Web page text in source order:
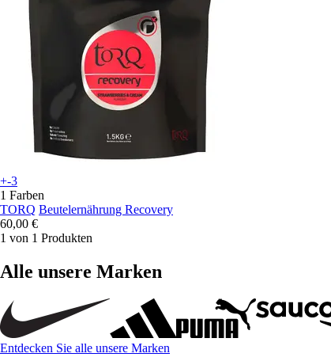
+-3
1 Farben
TORQ Beutelernährung Recovery
60,00 €
1 von 1 Produkten
Alle unsere Marken
Entdecken Sie alle unsere Marken